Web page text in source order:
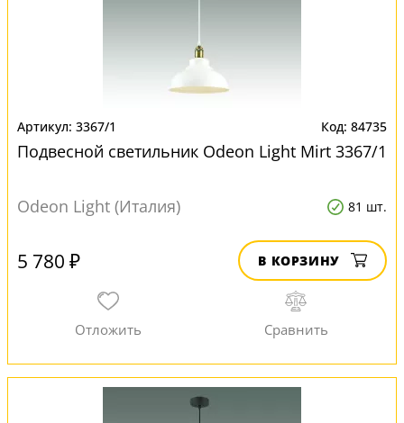
3367/1 84735
Подвесной светильник Odeon Light Mirt 3367/1
Odeon Light (Италия) 81 шт.
5 780 ₽ В КОРЗИНУ